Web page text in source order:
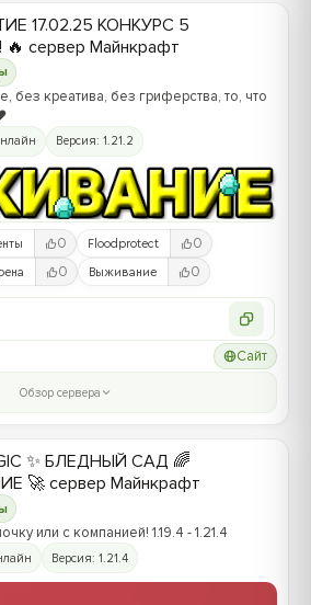
17.02.25 КОНКУРС 5
сервер Майнкрафт
без креатива, без гриферства, то, что
Версия: 1.21.2
0 Floodprotect 0
0 Выживание 0
Сайт
Обзор сервера
✨ БЛЕДНЫЙ САД 🌈
🚀 сервер Майнкрафт
или с компанией! 1.19.4 - 1.21.4
Версия: 1.21.4